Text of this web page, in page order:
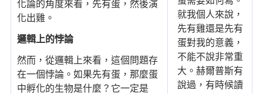
化論的角度來看，先有蛋，然後演
化出雞。
邏輯上的悖論
然而，從邏輯上來看，這個問題存
在一個悖論。如果先有蛋，那麼蛋
中孵化的生物是什麼？它一定是
就我個人來說，
先有雞還是先有
蛋對我的意義，
不能不說非常重
大。赫爾普斯有
說過，有時候讀